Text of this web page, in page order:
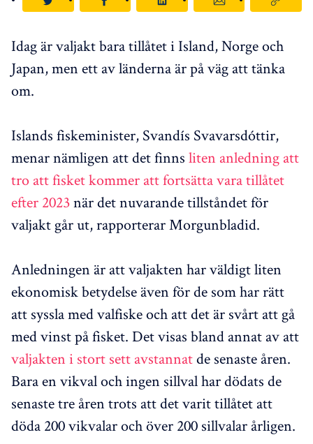
Idag är valjakt bara tillåtet i Island, Norge och
Japan, men ett av länderna är på väg att tänka
om.
Islands fiskeminister, Svandís Svavarsdóttir,
menar nämligen att det finns liten anledning att
tro att fisket kommer att fortsätta vara tillåtet
efter 2023när det nuvarande tillståndet för
valjakt går ut, rapporterar Morgunbladid.
Anledningen är att valjakten har väldigt liten
ekonomisk betydelse även för de som har rätt
att syssla med valfiske och att det är svårt att gå
med vinst på fisket. Det visas bland annat av att
valjakten i stort sett avstannatde senaste åren.
Bara en vikval och ingen sillval har dödats de
senaste tre åren trots att det varit tillåtet att
döda 200 vikvalar och över 200 sillvalar årligen.